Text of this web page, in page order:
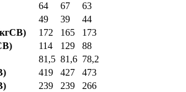
64 67
63
49 39
44
172 165
173
114 129
88
81,5 81,6 78,2
419 427
473
239 239
266